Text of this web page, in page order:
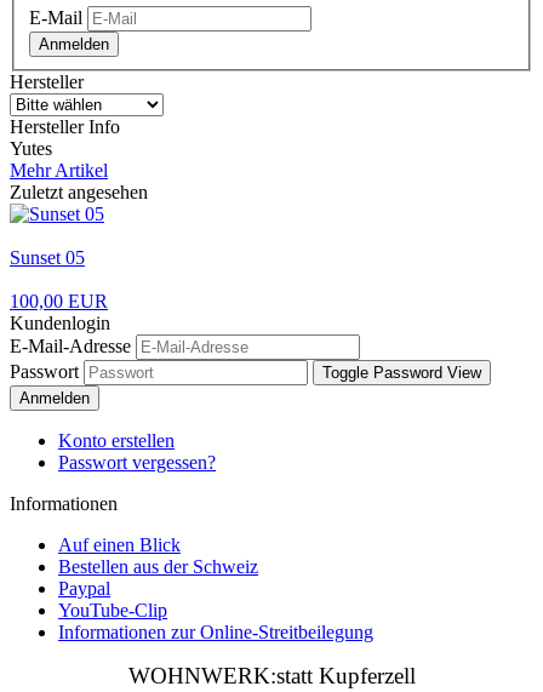
E-Mail
Anmelden
Hersteller
Hersteller Info
Yutes
Mehr Artikel
Zuletzt angesehen
Sunset 05
100,00 EUR
Kundenlogin
E-Mail-Adresse
Passwort
Toggle Password View
Anmelden
Konto erstellen
Passwort vergessen?
Informationen
Auf einen Blick
Bestellen aus der Schweiz
Paypal
YouTube-Clip
Informationen zur Online-Streitbeilegung
WOHNWERK:statt Kupferzell